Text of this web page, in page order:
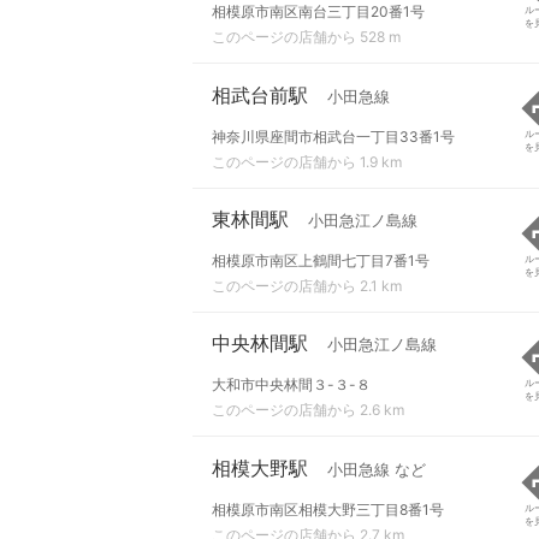
相模原市南区南台三丁目20番1号
このページの店舗から 528 m
ル
を
相武台前駅 小田急線
神奈川県座間市相武台一丁目33番1号
このページの店舗から 1.9 km
ル
を
東林間駅 小田急江ノ島線
相模原市南区上鶴間七丁目7番1号
このページの店舗から 2.1 km
ル
を
中央林間駅 小田急江ノ島線
大和市中央林間３-３-８
このページの店舗から 2.6 km
ル
を
相模大野駅 小田急線 など
相模原市南区相模大野三丁目8番1号
このページの店舗から 2.7 km
ル
を